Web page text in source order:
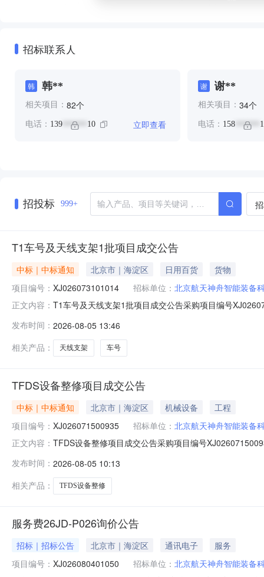
招标联系人
韩 韩**
相关项目： 82个
电话： 139 ****** 10 立即查看
谢 谢**
相关项目： 34个
电话： 158******
招投标 999+
T1车号及天线支架1批项目成交公告
中标｜中标通知 北京市｜海淀区 日用百货
货物
项目编号： XJ026073101014 招标单位： 北京航天神舟智能装备
正文内容： T1车号及天线支架1批项目成交公告采购项目编号
发布时间： 2026-08-05 13:46
相关产品：
天线支架 车号
TFDS设备整修项目成交公告
中标｜中标通知 北京市｜海淀区 机械设备
工程
项目编号： XJ026071500935 招标单位： 北京航天神舟智能装备
正文内容： TFDS设备整修项目成交公告采购项目编号
发布时间： 2026-08-05 10:13
相关产品：
TFDS设备整修
服务费26JD-P026询价公告
招标｜招标公告 北京市｜海淀区 通讯电子
服务
项目编号： XJ026080401050 招标单位： 北京航天神舟智能装备